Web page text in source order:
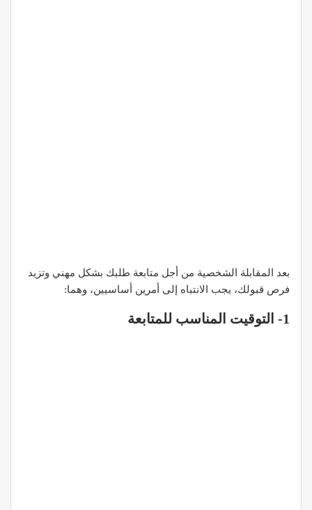
بعد المقابلة الشخصية من أجل متابعة طلبك بشكل مهني وتزيد
فرص قبولك، يجب الانتباه إلى أمرين أساسيين، وهما:
1- التوقيت المناسب للمتابعة